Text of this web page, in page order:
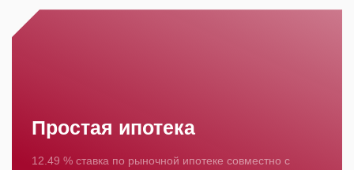
Простая ипотека
12.49 % ставка по рыночной ипотеке совместно с